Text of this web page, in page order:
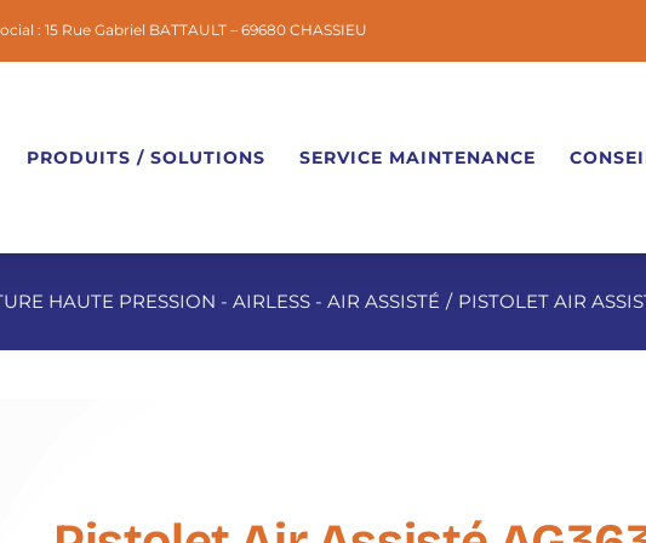
: 15 Rue Gabriel BATTAULT – 69680 CHASSIEU
PRODUITS / SOLUTIONS SERVICE MAINTENANCE
HAUTE PRESSION - AIRLESS - AIR ASSISTÉ PISTOLET AIR